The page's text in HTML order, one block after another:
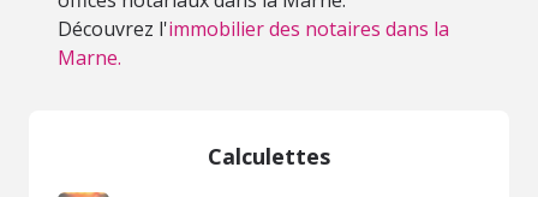
Découvrez l'immobilier des notaires dans la
Marne.
Calculettes